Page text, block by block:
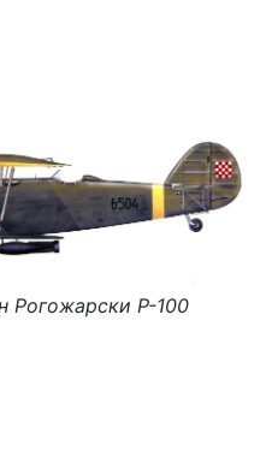
Рогожарски Р-100